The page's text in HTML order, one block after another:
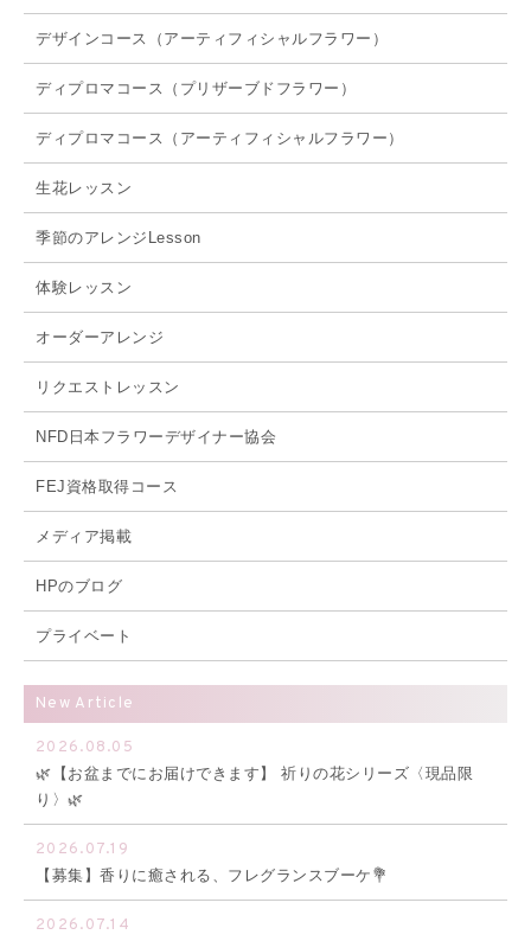
デザインコース（アーティフィシャルフラワー）
ディプロマコース（プリザーブドフラワー）
ディプロマコース（アーティフィシャルフラワー）
生花レッスン
季節のアレンジLesson
体験レッスン
オーダーアレンジ
リクエストレッスン
NFD日本フラワーデザイナー協会
FEJ資格取得コース
メディア掲載
HPのブログ
プライベート
New Article
2026.08.05
🌿【お盆までにお届けできます】 祈りの花シリーズ〈現品限
り〉🌿
2026.07.19
【募集】香りに癒される、フレグランスブーケ💐
2026.07.14